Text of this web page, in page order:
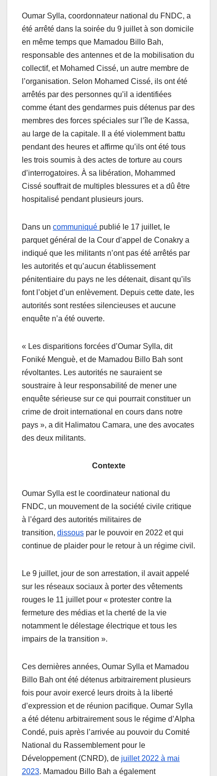
Oumar Sylla, coordonnateur national du FNDC, a
été arrêté dans la soirée du 9 juillet à son domicile
en même temps que Mamadou Billo Bah,
responsable des antennes et de la mobilisation du
collectif, et Mohamed Cissé, un autre membre de
l’organisation. Selon Mohamed Cissé, ils ont été
arrêtés par des personnes qu’il a identifiées
comme étant des gendarmes puis détenus par des
membres des forces spéciales sur l’île de Kassa,
au large de la capitale. Il a été violemment battu
pendant des heures et affirme qu’ils ont été tous
les trois soumis à des actes de torture au cours
d’interrogatoires. À sa libération, Mohammed
Cissé souffrait de multiples blessures et a dû être
hospitalisé pendant plusieurs jours.
Dans un communiqué publié le 17 juillet, le
parquet général de la Cour d’appel de Conakry a
indiqué que les militants n’ont pas été arrêtés par
les autorités et qu’aucun établissement
pénitentiaire du pays ne les détenait, disant qu’ils
font l’objet d’un enlèvement. Depuis cette date, les
autorités sont restées silencieuses et aucune
enquête n’a été ouverte.
« Les disparitions forcées d’Oumar Sylla, dit
Foniké Menguè, et de Mamadou Billo Bah sont
révoltantes. Les autorités ne sauraient se
soustraire à leur responsabilité de mener une
enquête sérieuse sur ce qui pourrait constituer un
crime de droit international en cours dans notre
pays », a dit Halimatou Camara, une des avocates
des deux militants.
Contexte
Oumar Sylla est le coordinateur national du
FNDC, un mouvement de la société civile critique
à l’égard des autorités militaires de
transition, dissous par le pouvoir en 2022 et qui
continue de plaider pour le retour à un régime civil.
Le 9 juillet, jour de son arrestation, il avait appelé
sur les réseaux sociaux à porter des vêtements
rouges le 11 juillet pour « protester contre la
fermeture des médias et la cherté de la vie
notamment le délestage électrique et tous les
impairs de la transition ».
Ces dernières années, Oumar Sylla et Mamadou
Billo Bah ont été détenus arbitrairement plusieurs
fois pour avoir exercé leurs droits à la liberté
d’expression et de réunion pacifique. Oumar Sylla
a été détenu arbitrairement sous le régime d’Alpha
Condé, puis après l’arrivée au pouvoir du Comité
National du Rassemblement pour le
Développement (CNRD), de juillet 2022 à mai
2023. Mamadou Billo Bah a également